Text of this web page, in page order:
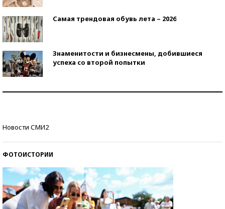
Самая трендовая обувь лета – 2026
Знаменитости и бизнесмены, добившиеся
успеха со второй попытки
Новости СМИ2
ФОТОИСТОРИИ